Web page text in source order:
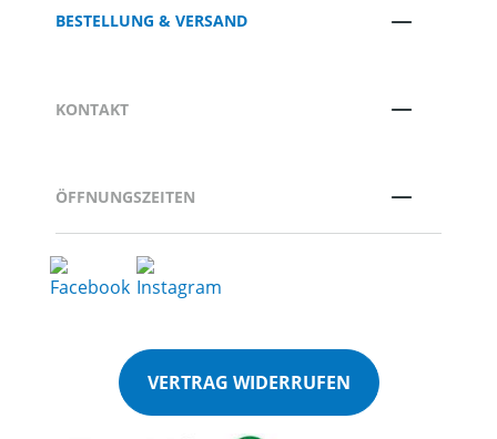
BESTELLUNG & VERSAND
KONTAKT
ÖFFNUNGSZEITEN
VERTRAG WIDERRUFEN